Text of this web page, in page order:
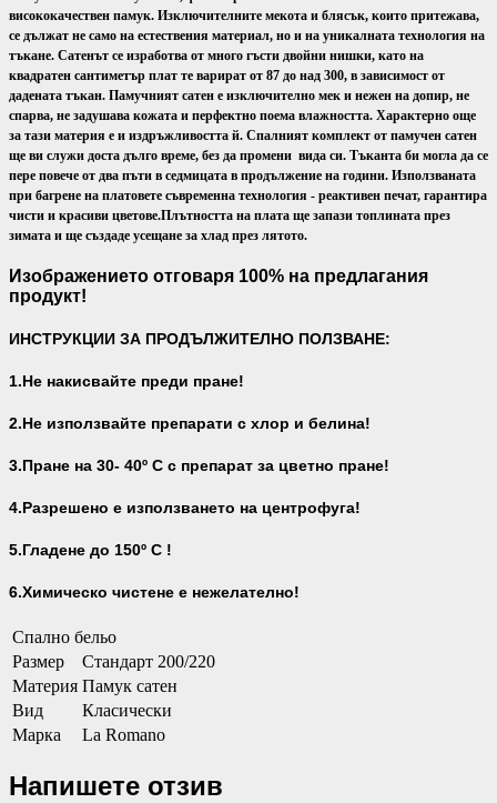
висококачествен памук. Изключителните мекота и блясък, които притежава,
се дължат не само на естествения материал, но и на уникалната технология на
тъкане. Сатенът се изработва от много гъсти двойни нишки, като на
квадратен сантиметър плат те варират от 87 до над 300, в зависимост от
дадената тъкан. Памучният сатен е изключително мек и нежен на допир, не
спарва, не задушава кожата и перфектно поема влажността. Характерно още
за тази материя е и издръжливостта й. Спалният комплект от памучен сатен
ще ви служи доста дълго време, без да промени вида си. Тъканта би могла да се
пере повече от два пъти в седмицата в продължение на години. Използваната
при багрене на платовете съвременна технология - реактивен печат, гарантира
чисти и красиви цветове.Плътността на плата ще запази топлината през
зимата и ще създаде усещане за хлад през лятото.
Изображението отговаря 100% на предлагания
продукт!
ИНСТРУКЦИИ ЗА ПРОДЪЛЖИТЕЛНО ПОЛЗВАНЕ:
1.Не накисвайте преди пране!
2.Не използвайте препарати с хлор и белина!
3.Пране на 30- 40º С с препарат за цветно пране!
4.Разрешено е използването на центрофуга!
5.Гладене до 150º С !
6.Химическо чистене е нежелателно!
Спално бельо
Размер
Стандарт 200/220
Материя Памук сатен
Вид
Класически
Марка
La Romano
Напишете отзив